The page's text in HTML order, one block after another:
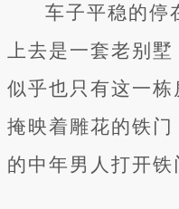
车子平稳的停
上去是一套老别
似乎也只有这一
掩映着雕花的铁
的中年男人打开铁